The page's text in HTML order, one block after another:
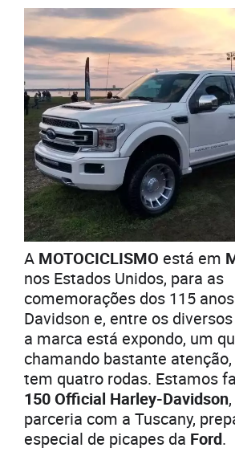
A MOTOCICLISMO está em
nos Estados Unidos, para as
comemorações dos 115
Davidson e, entre os
a marca está expondo, um
chamando bastante
tem quatro rodas. Estamos
150 Official Harley-Davidson
parceria com a Tuscany,
especial de picapes da Ford.